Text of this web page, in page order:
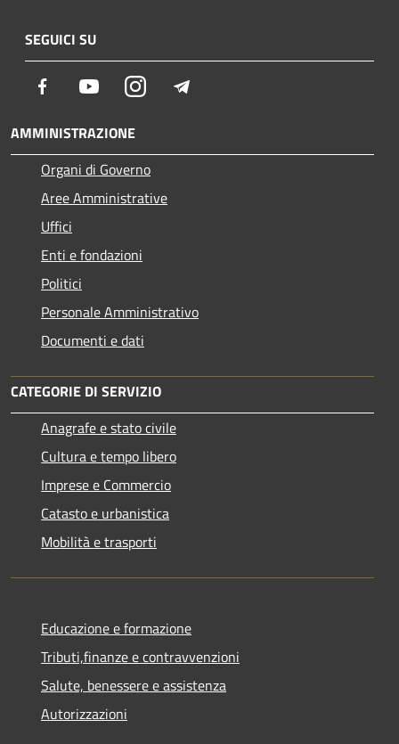
SEGUICI SU
Facebook YoutubeInstagram
AMMINISTRAZIONE
Organi di Governo
Aree Amministrative
Uffici
Enti e fondazioni
Politici
Personale Amministrativo
Documenti e dati
CATEGORIE DI SERVIZIO
Anagrafe e stato civile
Cultura e tempo libero
Imprese e Commercio
Catasto e urbanistica
Mobilità e trasporti
Educazione e formazione
Tributi,finanze e contravvenzioni
Salute, benessere e assistenza
Autorizzazioni